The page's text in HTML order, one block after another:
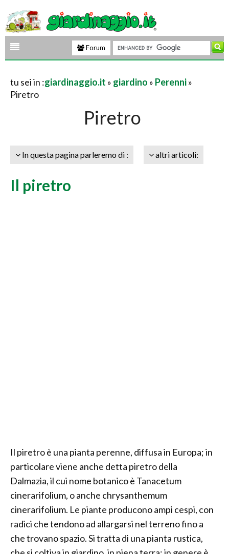
Forum
tu sei in :giardinaggio.it » giardino » Perenni»
Piretro
Piretro
In questa pagina parleremo di : altri articoli:
Il piretro
Il piretro è una pianta perenne, diffusa in Europa; in
particolare viene anche detta piretro della
Dalmazia, il cui nome botanico è Tanacetum
cinerarifolium, o anche chrysanthemum
cinerarifolium. Le piante producono ampi cespi, con
radici che tendono ad allargarsi nel terreno fino a
che trovano spazio. Si tratta di una pianta rustica,